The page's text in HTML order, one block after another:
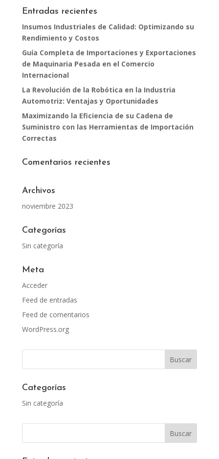
Entradas recientes
Insumos Industriales de Calidad: Optimizando su
Rendimiento y Costos
Guía Completa de Importaciones y Exportaciones
de Maquinaria Pesada en el Comercio
Internacional
La Revolución de la Robótica en la Industria
Automotriz: Ventajas y Oportunidades
Maximizando la Eficiencia de su Cadena de
Suministro con las Herramientas de Importación
Correctas
Comentarios recientes
Archivos
noviembre 2023
Categorías
Sin categoría
Meta
Acceder
Feed de entradas
Feed de comentarios
WordPress.org
Categorías
Sin categoría